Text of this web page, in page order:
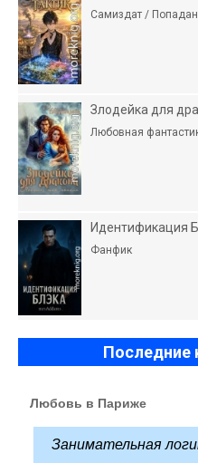
Самиздат /
Злодейка для
Любовная
Идентификация
Фанфик
Последние
Любовь в Париже
Занимательная